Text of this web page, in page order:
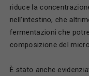
riduce la
nell’intestino, che
fermentazioni che
composizione del
È stato anche